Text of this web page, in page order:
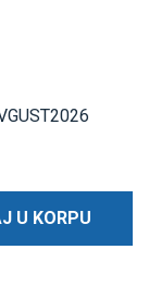
U KORPU